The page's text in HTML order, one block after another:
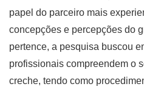
papel do parceiro mais
concepções e percepções do
pertence, a pesquisa buscou
profissionais compreendem o
creche, tendo como